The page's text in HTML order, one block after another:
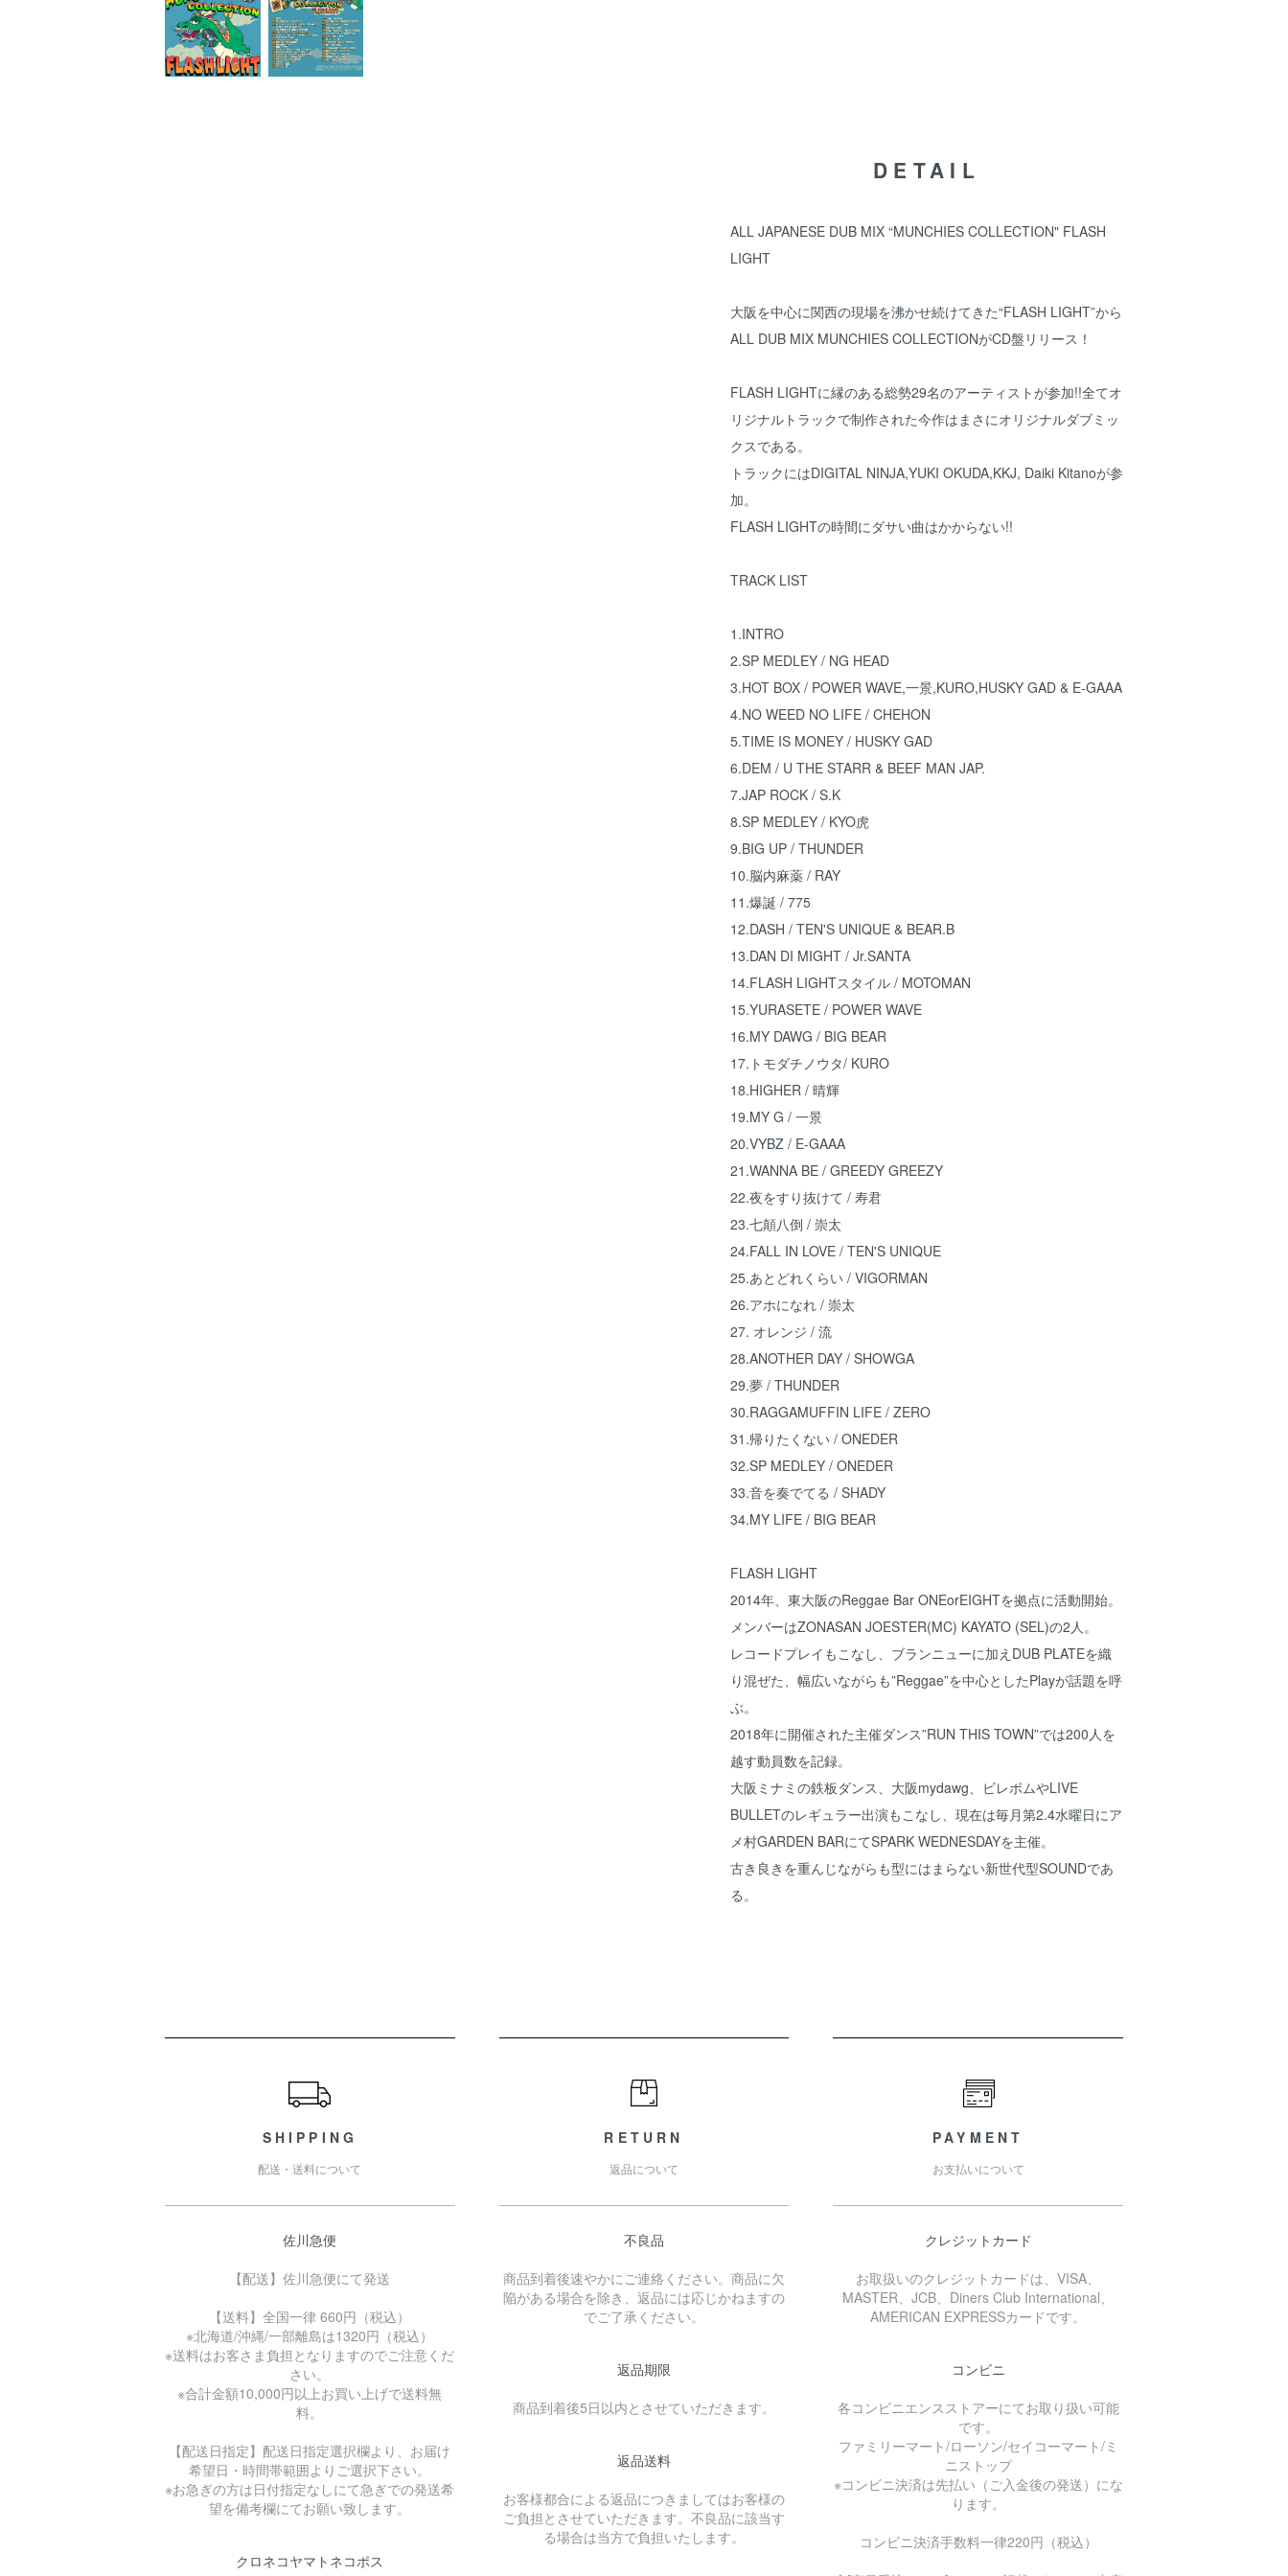
DETAIL
ALL JAPANESE DUB MIX “MUNCHIES COLLECTION" FLASH
LIGHT
大阪を中心に関西の現場を沸かせ続けてきた“FLASH LIGHT”から
ALL DUB MIX MUNCHIES COLLECTIONがCD盤リリース！
FLASH LIGHTに縁のある総勢29名のアーティストが参加!!全てオ
リジナルトラックで制作された今作はまさにオリジナルダブミッ
クスである。
トラックにはDIGITAL NINJA,YUKI OKUDA,KKJ, Daiki Kitanoが参
加。
FLASH LIGHTの時間にダサい曲はかからない!!
TRACK LIST
1.INTRO
2.SP MEDLEY / NG HEAD
3.HOT BOX / POWER WAVE,一景,KURO,HUSKY GAD & E-GAAA
4.NO WEED NO LIFE / CHEHON
5.TIME IS MONEY / HUSKY GAD
6.DEM / U THE STARR & BEEF MAN JAP.
7.JAP ROCK / S.K
8.SP MEDLEY / KYO虎
9.BIG UP / THUNDER
10.脳内麻薬 / RAY
11.爆誕 / 775
12.DASH / TEN'S UNIQUE & BEAR.B
13.DAN DI MIGHT / Jr.SANTA
14.FLASH LIGHTスタイル / MOTOMAN
15.YURASETE / POWER WAVE
16.MY DAWG / BIG BEAR
17.トモダチノウタ/ KURO
18.HIGHER / 晴輝
19.MY G / 一景
20.VYBZ / E-GAAA
21.WANNA BE / GREEDY GREEZY
22.夜をすり抜けて / 寿君
23.七顛八倒 / 崇太
24.FALL IN LOVE / TEN'S UNIQUE
25.あとどれくらい / VIGORMAN
26.アホになれ / 崇太
27. オレンジ / 流
28.ANOTHER DAY / SHOWGA
29.夢 / THUNDER
30.RAGGAMUFFIN LIFE / ZERO
31.帰りたくない / ONEDER
32.SP MEDLEY / ONEDER
33.音を奏でてる / SHADY
34.MY LIFE / BIG BEAR
FLASH LIGHT
2014年、東大阪のReggae Bar ONEorEIGHTを拠点に活動開始。
メンバーはZONASAN JOESTER(MC) KAYATO (SEL)の2人。
レコードプレイもこなし、ブランニューに加えDUB PLATEを織
り混ぜた、幅広いながらも”Reggae”を中心としたPlayが話題を呼
ぶ。
2018年に開催された主催ダンス”RUN THIS TOWN”では200人を
越す動員数を記録。
大阪ミナミの鉄板ダンス、大阪mydawg、ビレボムやLIVE
BULLETのレギュラー出演もこなし、現在は毎月第2.4水曜日にア
メ村GARDEN BARにてSPARK WEDNESDAYを主催。
古き良きを重んじながらも型にはまらない新世代型SOUNDであ
る。
SHIPPING
配送・送料について
佐川急便
【配送】佐川急便にて発送
【送料】全国一律 660円（税込）
※北海道/沖縄/一部離島は1320円（税込）
※送料はお客さま負担となりますのでご注意くだ
さい。
※合計金額10,000円以上お買い上げで送料無
料。
【配送日指定】配送日指定選択欄より、お届け
希望日・時間帯範囲よりご選択下さい。
※お急ぎの方は日付指定なしにて急ぎでの発送希
望を備考欄にてお願い致します。
クロネコヤマトネコポス
RETURN
返品について
不良品
商品到着後速やかにご連絡ください。商品に欠
陥がある場合を除き、返品には応じかねますの
でご了承ください。
返品期限
商品到着後5日以内とさせていただきます。
返品送料
お客様都合による返品につきましてはお客様の
ご負担とさせていただきます。不良品に該当す
る場合は当方で負担いたします。
PAYMENT
お支払いについて
クレジットカード
お取扱いのクレジットカードは、VISA、
MASTER、JCB、Diners Club International、
AMERICAN EXPRESSカードです。
コンビニ
各コンビニエンスストアーにてお取り扱い可能
です。
ファミリーマート/ローソン/セイコーマート/ミ
ニストップ
※コンビニ決済は先払い（ご入金後の発送）にな
ります。
コンビニ決済手数料一律220円（税込）